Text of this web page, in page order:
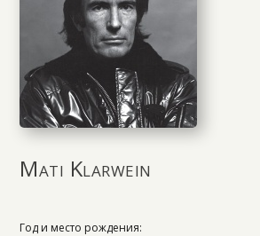
Mati Klarwein
Год и место рождения: